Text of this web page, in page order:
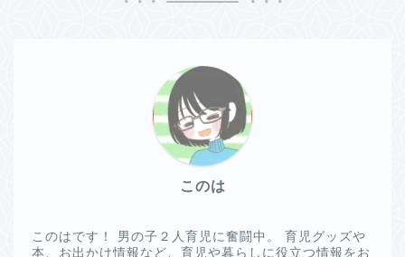
このは
このはです！ 男の子２人育児に奮闘中。 育児グッズや
本、お出かけ情報など、育児や暮らしに役立つ情報をお